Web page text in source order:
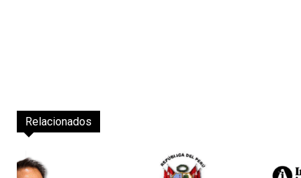
Relacionados